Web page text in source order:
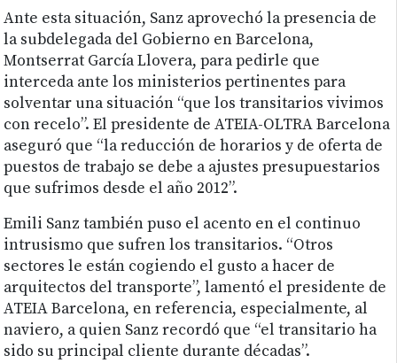
Ante esta situación, Sanz aprovechó la presencia de
la subdelegada del Gobierno en Barcelona,
Montserrat García Llovera, para pedirle que
interceda ante los ministerios pertinentes para
solventar una situación “que los transitarios vivimos
con recelo”. El presidente de ATEIA-OLTRA Barcelona
aseguró que “la reducción de horarios y de oferta de
puestos de trabajo se debe a ajustes presupuestarios
que sufrimos desde el año 2012”.
Emili Sanz también puso el acento en el continuo
intrusismo que sufren los transitarios. “Otros
sectores le están cogiendo el gusto a hacer de
arquitectos del transporte”, lamentó el presidente de
ATEIA Barcelona, en referencia, especialmente, al
naviero, a quien Sanz recordó que “el transitario ha
sido su principal cliente durante décadas”.